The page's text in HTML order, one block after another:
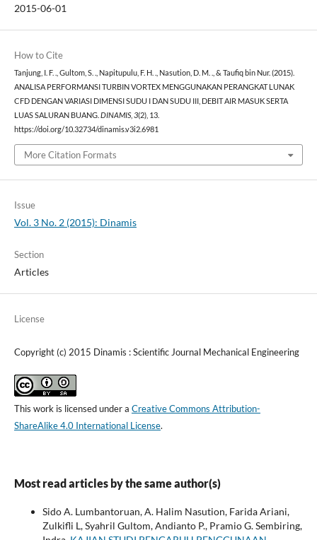
2015-06-01
How to Cite
Tanjung, I. F. ., Gultom, S. ., Napitupulu, F. H. ., Nasution, D. M. ., & Taufiq bin Nur. (2015).
ANALISA PERFORMANSI TURBIN VORTEX MENGGUNAKAN PERANGKAT LUNAK
CFD DENGAN VARIASI DIMENSI SUDU I DAN SUDU III, DEBIT AIR MASUK SERTA
LUAS SALURAN BUANG. DINAMIS, 3(2), 13.
https://doi.org/10.32734/dinamis.v3i2.6981
More Citation Formats
Issue
Vol. 3 No. 2 (2015): Dinamis
Section
Articles
License
Copyright (c) 2015 Dinamis : Scientific Journal Mechanical Engineering
This work is licensed under a Creative Commons Attribution-
ShareAlike 4.0 International License.
Most read articles by the same author(s)
Sido A. Lumbantoruan, A. Halim Nasution, Farida Ariani,
Zulkifli L, Syahril Gultom, Andianto P., Pramio G. Sembiring,